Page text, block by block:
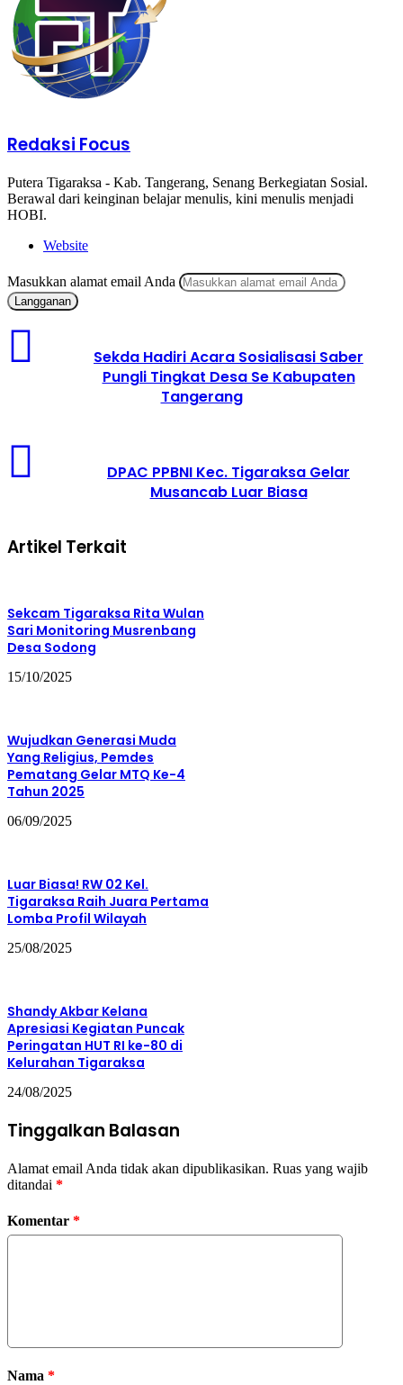
Redaksi Focus
Putera Tigaraksa - Kab. Tangerang, Senang Berkegiatan Sosial.
Berawal dari keinginan belajar menulis, kini menulis menjadi
HOBI.
Website
Masukkan alamat email Anda
Sekda Hadiri Acara Sosialisasi Saber
Pungli Tingkat Desa Se Kabupaten
Tangerang
DPAC PPBNI Kec. Tigaraksa Gelar
Musancab Luar Biasa
Artikel Terkait
Sekcam Tigaraksa Rita Wulan
Sari Monitoring Musrenbang
Desa Sodong
15/10/2025
Wujudkan Generasi Muda
Yang Religius, Pemdes
Pematang Gelar MTQ Ke-4
Tahun 2025
06/09/2025
Luar Biasa! RW 02 Kel.
Tigaraksa Raih Juara Pertama
Lomba Profil Wilayah
25/08/2025
Shandy Akbar Kelana
Apresiasi Kegiatan Puncak
Peringatan HUT RI ke-80 di
Kelurahan Tigaraksa
24/08/2025
Tinggalkan Balasan
Alamat email Anda tidak akan dipublikasikan. Ruas yang wajib
ditandai *
Komentar *
Nama *